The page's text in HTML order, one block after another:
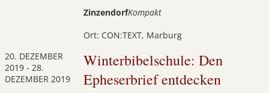
ZinzendorfKompakt
Ort: CON:TEXT, Marburg
20. DEZEMBER
2019 - 28.
DEZEMBER 2019
Winterbibelschule: Den
Epheserbrief entdecken